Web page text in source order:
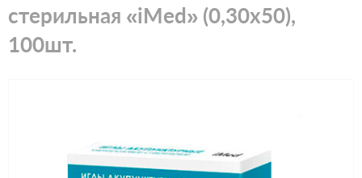
стерильная «iMed» (0,30х50),
100шт.